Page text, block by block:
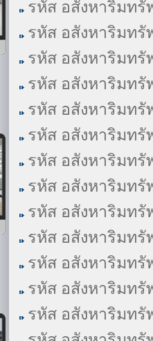
รหัส อสังหาริมทรั
รหัส อสังหาริมทรั
รหัส อสังหาริมทรั
รหัส อสังหาริมทรั
รหัส อสังหาริมทรั
รหัส อสังหาริมทรั
รหัส อสังหาริมทรั
รหัส อสังหาริมทรั
รหัส อสังหาริมทรั
รหัส อสังหาริมทรั
รหัส อสังหาริมทรั
รหัส อสังหาริมทรั
รหัส อสังหาริมทรั